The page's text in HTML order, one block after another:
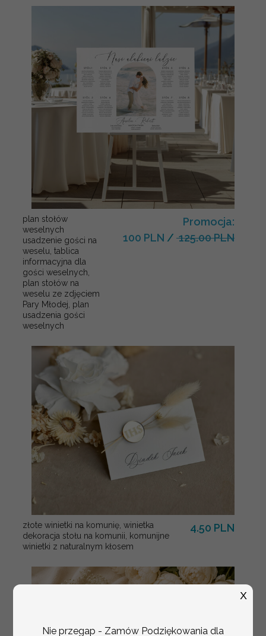
plan stołów
weselnych
usadzenie gości na
weselu, tablica
informacyjna dla
gości weselnych,
plan stołów na
weselu ze zdjęciem
Pary Młodej, plan
usadzenia gości
weselnych
Promocja:
100 PLN / 125.00 PLN
złote winietki na komunię, winietka
dekoracja stołu na komunii, komunijne
winietki z naturalnym kłosem
4.50 PLN
Nie przegap - Zamów Podziękowania dla
X